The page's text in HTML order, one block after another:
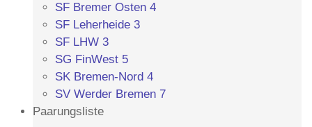
SF Bremer Osten 4
SF Leherheide 3
SF LHW 3
SG FinWest 5
SK Bremen-Nord 4
SV Werder Bremen 7
Paarungsliste